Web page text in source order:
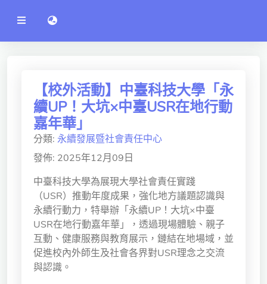
公
告
系
工程學院
資訊學院
管理學院
人文社社會學院
電機通訊學院
醫護學院
研究中心
通識教學部
語言切換 language switch
【校外活動】中臺科技大學「永
續UP！大坑×中臺USR在地行動
嘉年華」
分類: 永續發展暨社會責任中心
發佈: 2025年12月09日
中臺科技大學為展現大學社會責任實踐
（USR）推動年度成果，強化地方議題認識與
永續行動力，特舉辦「永續UP！大坑×中臺
USR在地行動嘉年華」，透過現場體驗、親子
互動、健康服務與教育展示，鏈結在地場域，並
促進校內外師生及社會各界對USR理念之交流
與認識。